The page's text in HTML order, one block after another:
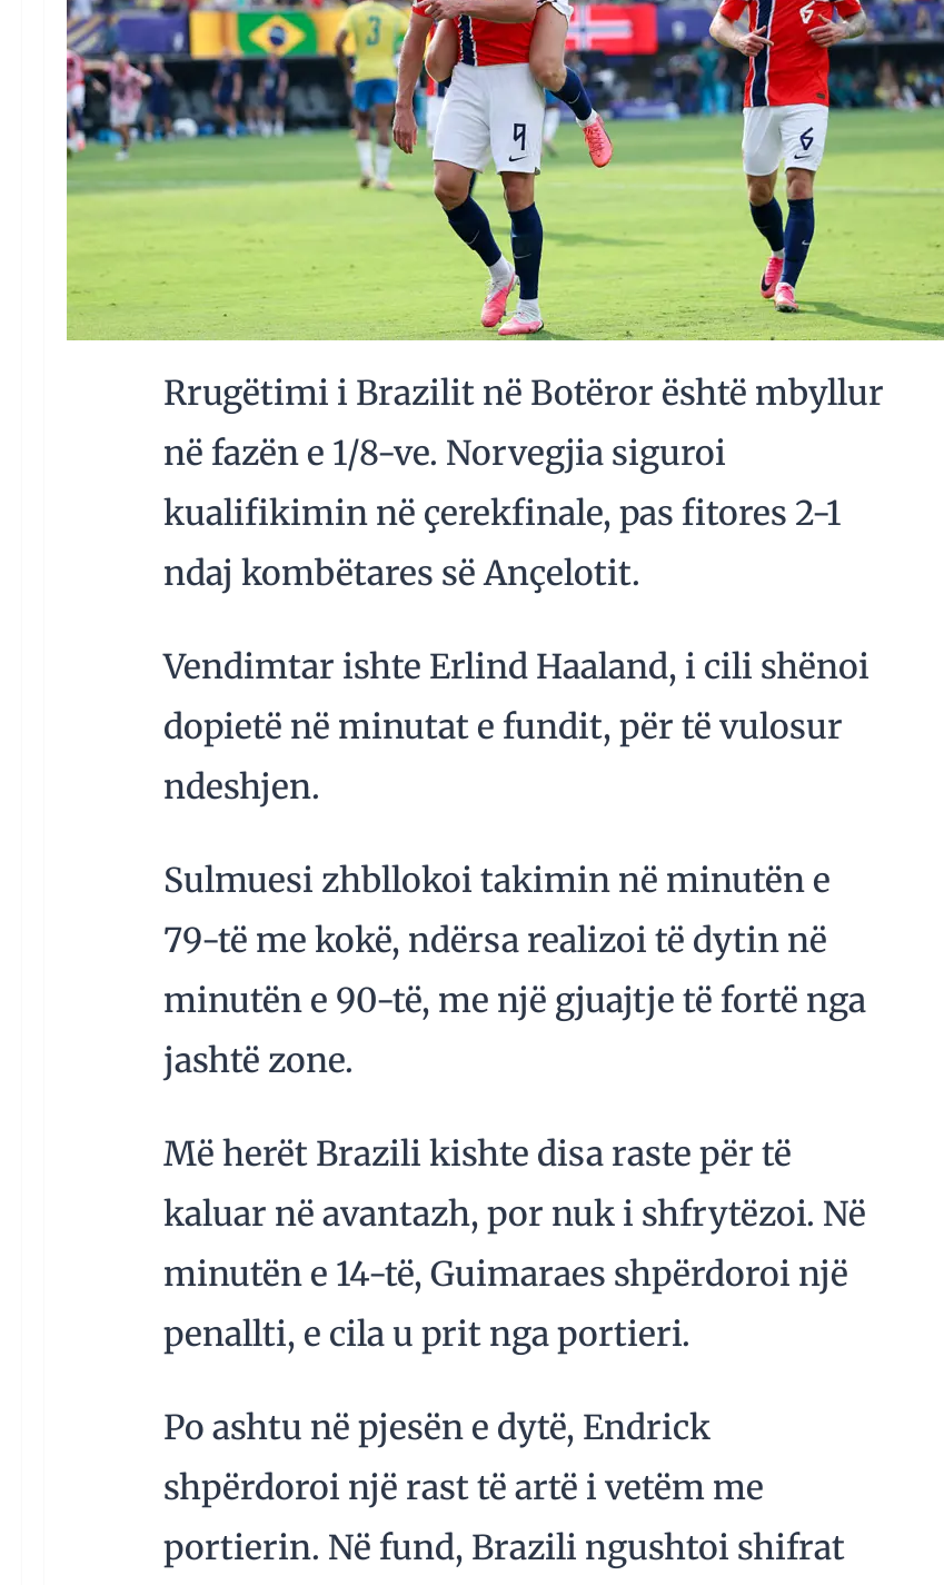
Rrugëtimi i Brazilit në Botëror është mbyllur
në fazën e 1/8-ve. Norvegjia siguroi
kualifikimin në çerekfinale, pas fitores 2-1
ndaj kombëtares së Ançelotit.
Vendimtar ishte Erlind Haaland, i cili shënoi
dopietë në minutat e fundit, për të vulosur
ndeshjen.
Sulmuesi zhbllokoi takimin në minutën e
79-të me kokë, ndërsa realizoi të dytin në
minutën e 90-të, me një gjuajtje të fortë nga
jashtë zone.
Më herët Brazili kishte disa raste për të
kaluar në avantazh, por nuk i shfrytëzoi. Në
minutën e 14-të, Guimaraes shpërdoroi një
penallti, e cila u prit nga portieri.
Po ashtu në pjesën e dytë, Endrick
shpërdoroi një rast të artë i vetëm me
portierin. Në fund, Brazili ngushtoi shifrat